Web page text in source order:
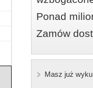
Ponad
Zamów
Masz już